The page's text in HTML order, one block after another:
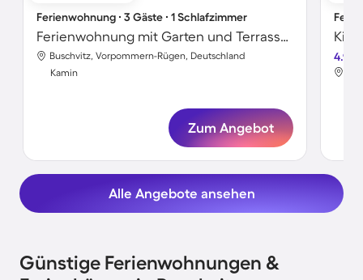
Ferienwohnung ∙ 3 Gäste ∙ 1 Schlafzimmer
Ferienwohnung mit Garten und Terrasse | Seeblick
Buschvitz, Vorpommern-Rügen, Deutschland
Kamin
Zum Angebot
4.9
Alle Angebote ansehen
Günstige Ferienwohnungen &